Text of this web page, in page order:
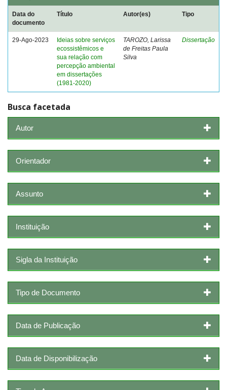
Data do
documento
Título Autor(es) Tipo
29-Ago-2023
Ideias sobre serviços
ecossistêmicos e
sua relação com
percepção ambiental
em dissertações
(1981-2020)
TAROZO, Larissa
de Freitas Paula
Silva
Dissertação
Busca facetada
Autor
Orientador
Assunto
Instituição
Sigla da Instituição
Tipo de Documento
Data de Publicação
Data de Disponibilização